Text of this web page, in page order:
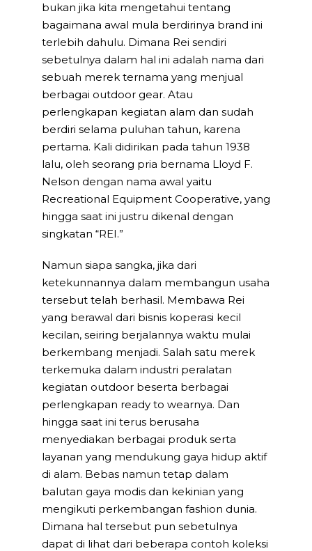
bukan jika kita mengetahui tentang
bagaimana awal mula berdirinya brand ini
terlebih dahulu. Dimana Rei sendiri
sebetulnya dalam hal ini adalah nama dari
sebuah merek ternama yang menjual
berbagai outdoor gear. Atau
perlengkapan kegiatan alam dan sudah
berdiri selama puluhan tahun, karena
pertama. Kali didirikan pada tahun 1938
lalu, oleh seorang pria bernama Lloyd F.
Nelson dengan nama awal yaitu
Recreational Equipment Cooperative, yang
hingga saat ini justru dikenal dengan
singkatan “REI.”
Namun siapa sangka, jika dari
ketekunnannya dalam membangun usaha
tersebut telah berhasil. Membawa Rei
yang berawal dari bisnis koperasi kecil
kecilan, seiring berjalannya waktu mulai
berkembang menjadi. Salah satu merek
terkemuka dalam industri peralatan
kegiatan outdoor beserta berbagai
perlengkapan ready to wearnya. Dan
hingga saat ini terus berusaha
menyediakan berbagai produk serta
layanan yang mendukung gaya hidup aktif
di alam. Bebas namun tetap dalam
balutan gaya modis dan kekinian yang
mengikuti perkembangan fashion dunia.
Dimana hal tersebut pun sebetulnya
dapat di lihat dari beberapa contoh koleksi